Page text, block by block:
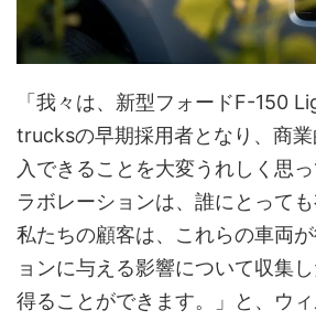
「我々は、新型フォードF-150
trucksの早期採用者となり、商
入できることを大変うれしく思
ラボレーションは、誰にとっても
私たちの顧客は、これらの車両
ョンに与える影響について収集
得ることができます。」と、ウ